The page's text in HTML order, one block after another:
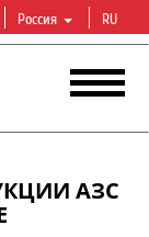
Россия RU
АЗС